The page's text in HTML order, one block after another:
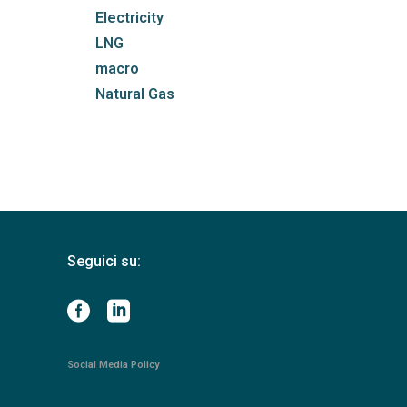
Electricity
LNG
macro
Natural Gas
Seguici su:
Social Media Policy